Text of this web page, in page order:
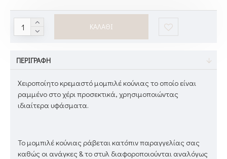
ΚΑΛΆΘΙ
ΠΕΡΙΓΡΑΦΉ
Χειροποίητο κρεμαστό μομπιλέ κούνιας το οποίο είναι
ραμμένο στο χέρι προσεκτικά, χρησιμοποιώντας
ιδιαίτερα υφάσματα.
Το μομπιλέ κούνιας ράβεται κατόπιν παραγγελίας σας
καθώς οι ανάγκες & το στυλ διαφοροποιούνται αναλόγως